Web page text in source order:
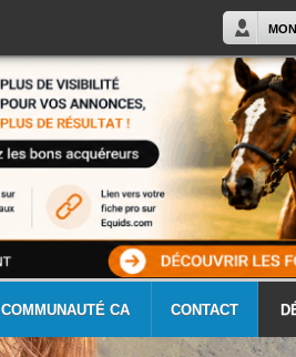
COMMUNAUTÉ CA CONTACT